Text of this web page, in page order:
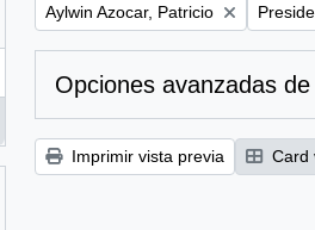
Remove filter:
Aylwin Azocar, Patricio
Opciones avanzadas
Imprimir vista previa Card